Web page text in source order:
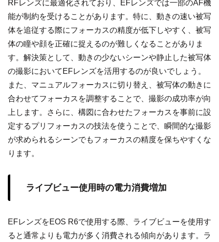
RFレンズに最適化されており、EFレンズでは一部のAF機
能が制約を受けることがあります。特に、動きの速い被写
体を追従する際にフォーカスの精度が低下しやすく、被写
体の瞳や顔を正確に捉えるのが難しくなることがありま
す。解決策として、動きの少ないシーンや静止した被写体
の撮影においてEFレンズを活用するのが良いでしょう。
また、マニュアルフォーカスに切り替え、被写体の動きに
合わせてフォーカスを調整することで、撮影の成功率が向
上します。さらに、構図に合わせたフォーカスを事前に設
定するプリフォーカスの技法を使うことで、瞬間的な撮影
が求められるシーンでもフォーカスの精度を保ちやすくな
ります。
ライブビュー使用時の電力消費増加
EFレンズをEOS R6で使用する際、ライブビューを使用す
ると通常よりも電力が多く消費される傾向があります。ラ